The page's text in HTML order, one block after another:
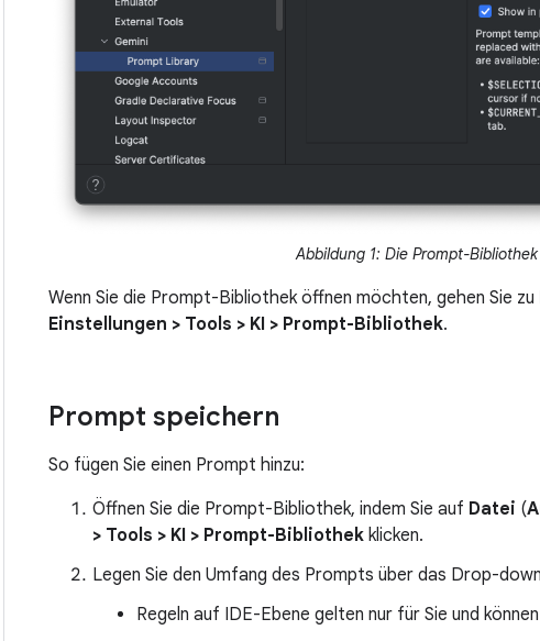
Abbildung 1: Die Prompt-
Wenn Sie die Prompt-Bibliothek öffnen möchten, gehen Sie zu
Einstellungen > Tools > KI > Prompt-Bibliothek.
Prompt speichern
So fügen Sie einen Prompt hinzu:
Öffnen Sie die Prompt-Bibliothek, indem Sie auf Datei (
> Tools > KI > Prompt-Bibliothek klicken.
Legen Sie den Umfang des Prompts über das Drop-
Regeln auf IDE-Ebene gelten nur für Sie und